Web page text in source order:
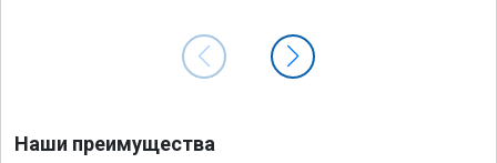
Наши преимущества